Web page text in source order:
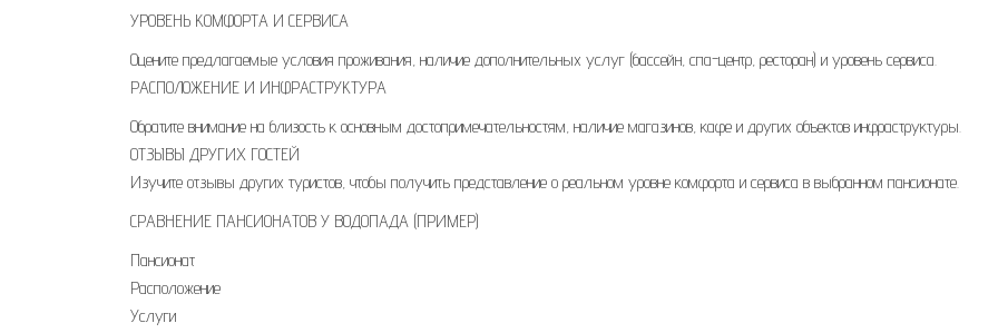
УРОВЕНЬ КОМФОРТА И СЕРВИСА
Оцените предлагаемые условия проживания, наличие дополнительных услуг (бассейн, спа-центр, ресторан) и уровень сервиса.
РАСПОЛОЖЕНИЕ И ИНФРАСТРУКТУРА
Обратите внимание на близость к основным достопримечательностям, наличие магазинов, кафе и других объектов инфраструктуры.
ОТЗЫВЫ ДРУГИХ ГОСТЕЙ
Изучите отзывы других туристов, чтобы получить представление о реальном уровне комфорта и сервиса в выбранном пансионате.
СРАВНЕНИЕ ПАНСИОНАТОВ У ВОДОПАДА (ПРИМЕР)
Пансионат
Расположение
Услуги